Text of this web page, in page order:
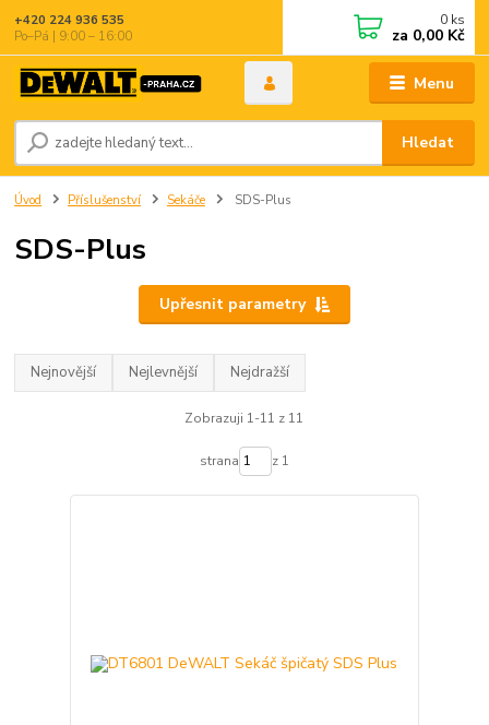
Menu
Hledat
+420 224 936 535
Po–Pá | 9:00 – 16:00
0 ks
za 0,00 Kč
Úvod Příslušenství Sekáče SDS-Plus
SDS-Plus
Upřesnit parametry
Nejnovější Nejlevnější Nejdražší
Zobrazuji 1-11 z 11
strana z 1